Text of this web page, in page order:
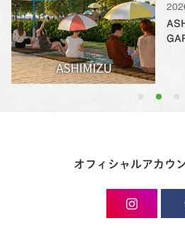
オフィシャルアカウ